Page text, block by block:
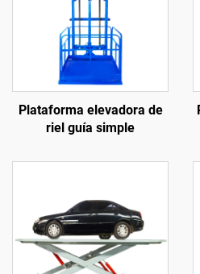
Plataforma elevadora de
riel guía simple